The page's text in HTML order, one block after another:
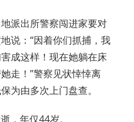
派出所警察闯进家要对
说：“因着你们抓捕，我
成这样！现在她躺在床
走！”警察见状悻悻离
为由多次上门盘查。
，年仅44岁。